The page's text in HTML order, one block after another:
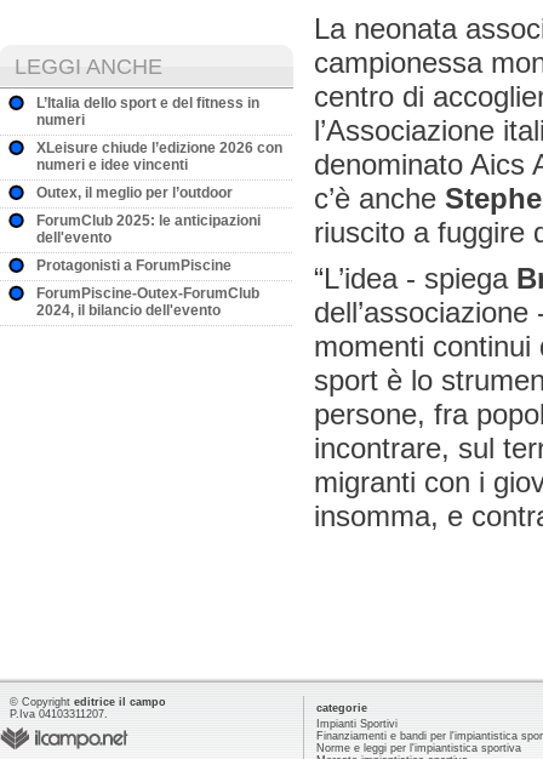
LEGGI ANCHE
L’Italia dello sport e del fitness in
numeri
XLeisure chiude l’edizione 2026 con
numeri e idee vincenti
Outex, il meglio per l’outdoor
ForumClub 2025: le anticipazioni
dell'evento
Protagonisti a ForumPiscine
ForumPiscine-Outex-ForumClub
2024, il bilancio dell'evento
La neonata
campionessa
centro di
l’Associazione
denominato Aics
c’è anche
riuscito a fuggire
“L’idea - spiega
momenti continui
sport è lo
persone, fra
incontrare, sul
migranti con i
insomma, e
© Copyright editrice il campo
P.Iva 04103311207.
categorie
Impianti Sportivi
Finanziamenti e bandi per l'impiantistica
Norme e leggi per l'impiantistica sportiva